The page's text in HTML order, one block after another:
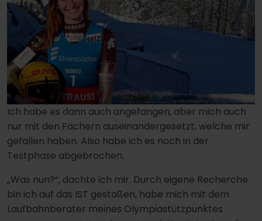
Ich habe es dann auch angefangen, aber mich auch
nur mit den Fächern auseinandergesetzt, welche mir
gefallen haben. Also habe ich es noch in der
Testphase abgebrochen.
„Was nun?“, dachte ich mir. Durch eigene Recherche
bin ich auf das IST gestoßen, habe mich mit dem
Laufbahnberater meines Olympiastützpunktes